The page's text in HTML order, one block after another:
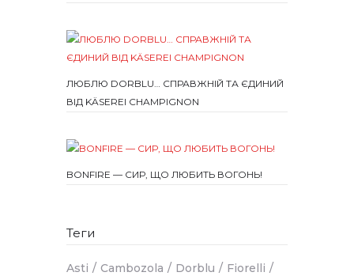
ЛЮБЛЮ DORBLU… СПРАВЖНІЙ ТА ЄДИНИЙ
ВІД KÄSEREI CHAMPIGNON
BONFIRE — СИР, ЩО ЛЮБИТЬ ВОГОНЬ!
Теги
Asti Cambozola Dorblu
Fiorelli